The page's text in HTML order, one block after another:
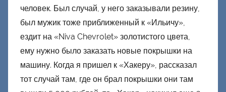
человек. Был случай, у него заказывали резину,
был мужик тоже приближенный к «Ильичу»,
ездит на «Niva Chevrolet» золотистого цвета,
ему нужно было заказать новые покрышки на
машину. Когда я пришел к «Хакеру», рассказал
тот случай там, где он брал покрышки они там